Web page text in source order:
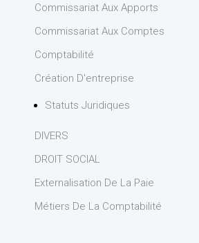
Commissariat Aux Apports
Commissariat Aux Comptes
Comptabilité
Création D'entreprise
Statuts Juridiques
DIVERS
DROIT SOCIAL
Externalisation De La Paie
Métiers De La Comptabilité